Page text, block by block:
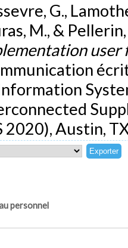
G.,
M., &
user
2020), Austin,
personnel